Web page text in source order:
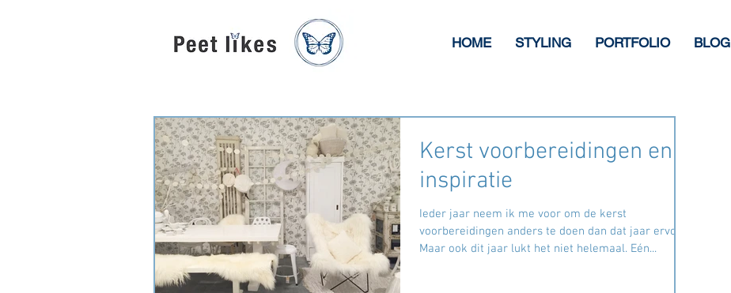
HOME STYLING PORTFOLIO BLOG
Kerst voorbereidingen en
inspiratie
Ieder jaar neem ik me voor om de kerst
voorbereidingen anders te doen dan dat jaar ervoor.
Maar ook dit jaar lukt het niet helemaal. Eén...